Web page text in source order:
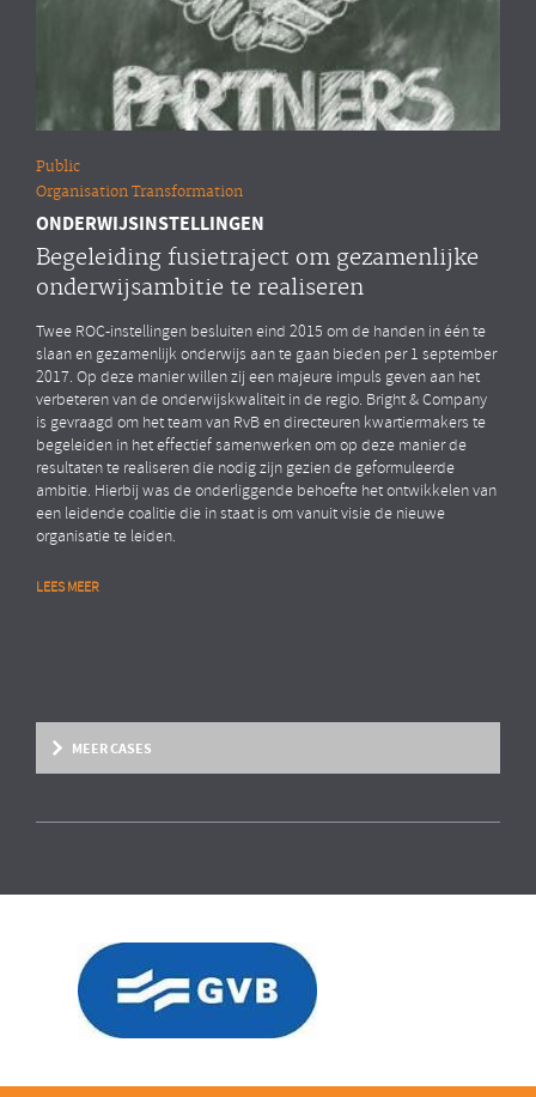
Public
Organisation Transformation
ONDERWIJSINSTELLINGEN
Begeleiding fusietraject om gezamenlijke
onderwijsambitie te realiseren
Twee ROC-instellingen besluiten eind 2015 om de handen in één te
slaan en gezamenlijk onderwijs aan te gaan bieden per 1 september
2017. Op deze manier willen zij een majeure impuls geven aan het
verbeteren van de onderwijskwaliteit in de regio. Bright & Company
is gevraagd om het team van RvB en directeuren kwartiermakers te
begeleiden in het effectief samenwerken om op deze manier de
resultaten te realiseren die nodig zijn gezien de geformuleerde
ambitie. Hierbij was de onderliggende behoefte het ontwikkelen van
een leidende coalitie die in staat is om vanuit visie de nieuwe
organisatie te leiden.
LEES MEER
Overige marktsegmenten
People Analytics
MULTINATIONAL CHEMIESECTOR
MEER CASES